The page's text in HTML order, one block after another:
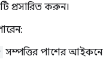
প্রসারিত করুন।
সম্পত্তির পাশের আইকনে